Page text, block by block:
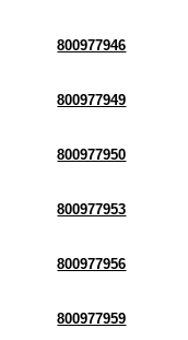
800977946
800977949
800977950
800977953
800977956
800977959